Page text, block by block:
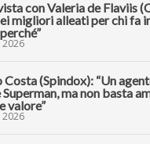
con Valeria de Flaviis
migliori alleati per chi fa
2026
Costa (Spindox): “Un
Superman, ma non basta
valore”
2026